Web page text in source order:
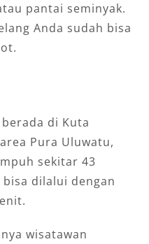
pantai seminyak.
Anda sudah bisa
di Kuta
Pura Uluwatu,
sekitar 43
dilalui dengan
wisatawan